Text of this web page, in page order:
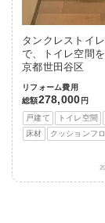
タンクレストイ
で、トイレ空間
京都世田谷区
リフォーム費用
総額278,000 円
戸建て
トイレ空間
床材
クッションフ